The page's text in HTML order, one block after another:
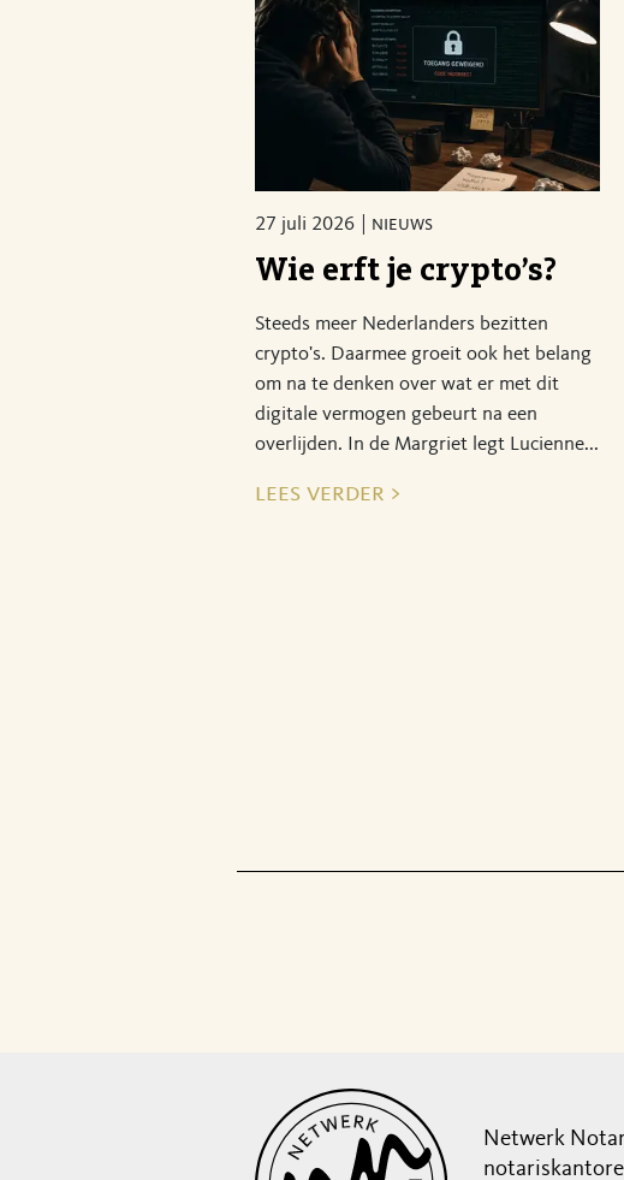
27 juli 2026 nieuws
Wie erft je crypto’s?
Steeds meer Nederlanders bezitten
crypto's. Daarmee groeit ook het belang
om na te denken over wat er met dit
digitale vermogen gebeurt na een
overlijden. In de Margriet legt Lucienne...
lees verder >
Netwerk